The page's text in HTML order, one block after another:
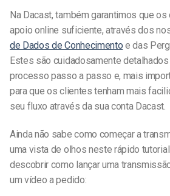
Na Dacast, também garantimos que
apoio online suficiente, através dos
de Dados de Conhecimento e das
Estes são cuidadosamente
processo passo a passo e, mais
para que os clientes tenham mais
seu fluxo através da sua conta Dacast.
Ainda não sabe como começar a
uma vista de olhos neste rápido
descobrir como lançar uma
um vídeo a pedido: